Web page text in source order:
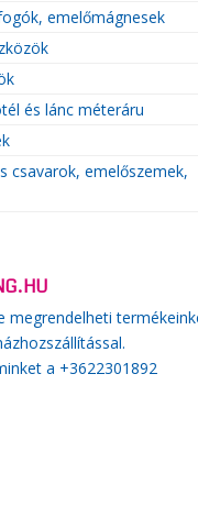
emelőmágnesek
és lánc méteráru
csavarok, emelőszemek,
megrendelheti
a +3622301892